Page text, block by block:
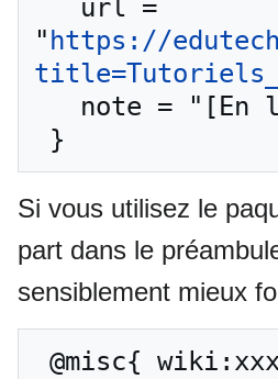
" https://
Si vous utilisez le
part dans le
sensiblement mieux